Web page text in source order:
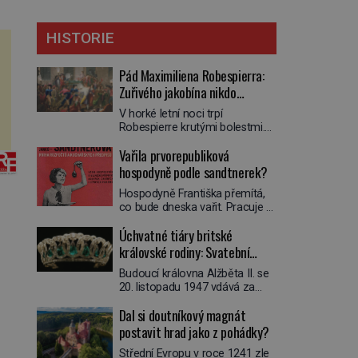
HISTORIE
Pád Maximiliena Robespierra:
Zuřivého jakobína nikdo
nelitoval?
V horké letní noci trpí
Robespierre krutými bolestmi.
víří kolotoč myšlenek. Když se
probere z mdlob, vzpomene si
na jednu z pařížských
jasnovidek, kterou před lety
navštívil. Prorokovala mu
vysmál. „Robespierre to
dotáhne hodně daleko,“
prohlásil o něm jiný významný
francouzský revolucionář,
Honoré de Mirabeau […]
Vařila prvorepubliková
hospodyně podle sandtnerek?
Hospodyně Františka přemítá,
co bude dneska vařit. Pracuje v
mlsný jazýček. Zalistuje proto
rychle v jedné ze „sandtnerek“.
„Zaplaťpánbůh, že už
nemusíme chodit s lístky,“
povzdechne si směrem ke
ruce. Ještě v prvních letech
nové republiky fungoval kvůli
nedostatku zboží přídělový
Úchvatné tiáry britské
královské rodiny: Svatební
klenot Alžbětě II. praskl
Budoucí královna Alžběta II. se
20. listopadu 1947 vdává za
Mountbattena. Aby měla na
obřad ve Westminsteru podle
tradice „něco vypůjčeného“, její
Dal si doutníkový magnát
postavit hrad jako z pohádky?
Střední Evropu v roce 1241 zle